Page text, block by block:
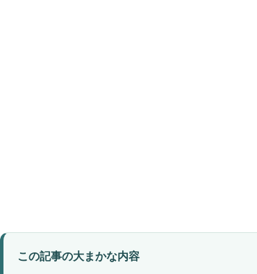
この記事の大まかな内容